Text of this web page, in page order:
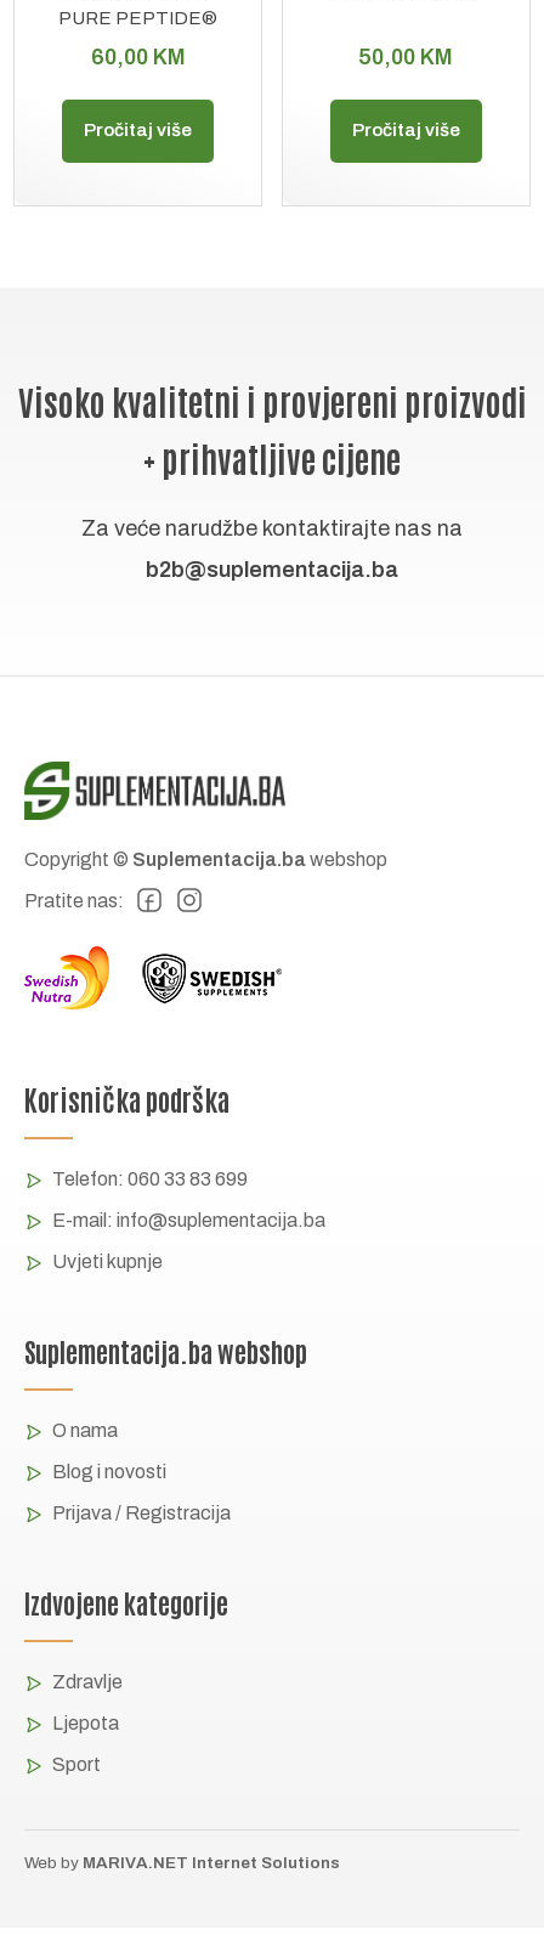
PURE PEPTIDE®
10.000
60,00 KM
Pročitaj više
50,00 KM
Pročitaj više
Visoko kvalitetni i provjereni proizvodi
+ prihvatljive cijene
Za veće narudžbe kontaktirajte nas na
b2b@suplementacija.ba
Copyright © Suplementacija.bawebshop
Pratite nas:
Korisnička podrška
Telefon: 060 33 83 699
E-mail: info@suplementacija.ba
Uvjeti kupnje
Suplementacija.ba webshop
O nama
Blog i novosti
Prijava / Registracija
Izdvojene kategorije
Zdravlje
Ljepota
Sport
Web by MARIVA.NET Internet Solutions